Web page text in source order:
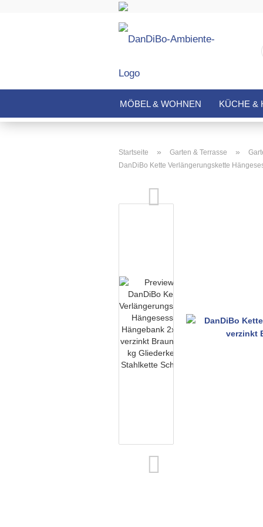
MÖBEL & WOHNEN KÜCHE &
Startseite » Garten & Terrasse »
DanDiBo Kette Verlängerungskette